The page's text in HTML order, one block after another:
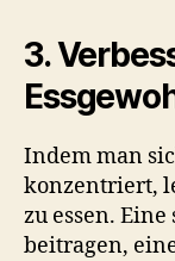
3.
Indem man
konzentriert,
zu essen.
beitragen,